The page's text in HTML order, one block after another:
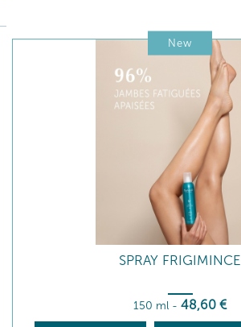
New
SPRAY FRIGIMINCE
150 ml - 48,60 €